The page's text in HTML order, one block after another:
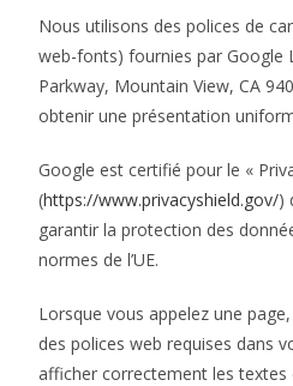
Nous utilisons des polices de
web-fonts) fournies par Google
Parkway, Mountain View, CA
obtenir une présentation
Google est certifié pour le «
(https://www.privacyshield.gov/)
garantir la protection des
normes de l’UE.
Lorsque vous appelez une
des polices web requises dans
afficher correctement les textes